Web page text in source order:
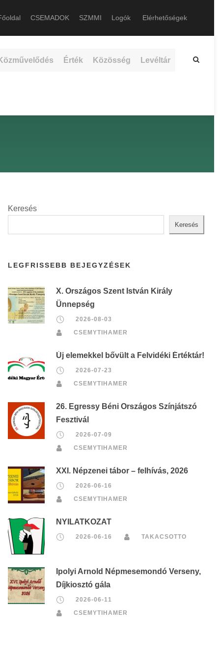
CSEMADOK SZMMI Logók Elérhetőségek
Érték Közösség Levéltár
Keresés
Keresés
LEGFRISSEBB BEJEGYZÉSEK
X. Országos Szent István Király
Ünnepség
2026-08-03
CSEMYTIHAMER
Új elemekkel bővült a Felvidéki Értéktár!
2026-07-23
CSEMYTIHAMER
26. Egressy Béni Országos Színjátszó
Fesztivál
2026-07-09
CSEMYTIHAMER
XXI. Népzenei tábor – felhívás, 2026
2026-06-16
CSEMYTIHAMER
NYILATKOZAT
2026-06-16 TAKACSOTTO
Ipolyi Arnold Népmesemondó Verseny,
Díjkiosztó gála
2026-06-11
CSEMYTIHAMER